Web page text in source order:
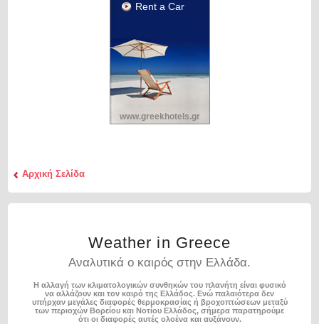
Rent a Car
www.greekhotels.gr
Αρχική Σελίδα
Weather in Greece
Αναλυτικά ο καιρός στην Ελλάδα.
Η αλλαγή των κλιματολογικών συνθηκών του πλανήτη είναι φυσικό
να αλλάζουν και τον καιρό της Ελλάδος. Ενώ παλαιότερα δεν
υπήρχαν μεγάλες διαφορές θερμοκρασίας ή βροχοπτώσεων μεταξύ
των περιοχών Βορείου και Νοτίου Ελλάδος, σήμερα παρατηρούμε
ότι οι διαφορές αυτές ολοένα και αυξάνουν.